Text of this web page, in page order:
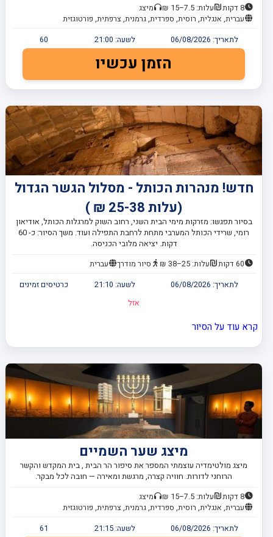
8 דקות עלות: 7.5–15 ₪
מיצג
עברית, אנגלית, רוסית, ספרדית, גרמנית, צרפתית, פורטוגזית
לתאריך: 06/08/2026 לשעה: 21:00
60
הזמן עכשיו
חדש! מנהרות הכותל - מסלול הגשר הגדול
(עלות 25-38 ₪ )
בסיור תפגשו: מזרקות מימי הבית השני, רחוב השוק למרגלות הכותל, אודיאון
רומי, שרידי הכותל המערבי מתחת לרחבת התפילה ועוד. משך הסיור: כ- 60
דקות. יציאה מלובי הכניסה.
60 דקות עלות: 25–38 ₪ סיור מודרך
עברית
לתאריך: 06/08/2026 לשעה: 21:10
כרטיסים זמינים
אזל
קרא עוד על הסיור
מיצג שער השמיים
מיצג מולטימדיה עוצמתי המספר את סיפור הר הבית , בית המקדש והקשר
הרוחני לדורות. חוויה קצרה, מרגשת ומאירה — חובה לכל מבקר.
8 דקות עלות: 7.5–15 ₪
מיצג
עברית, אנגלית, רוסית, ספרדית, גרמנית, צרפתית, פורטוגזית
לתאריך: 06/08/2026 לשעה:21:15
61